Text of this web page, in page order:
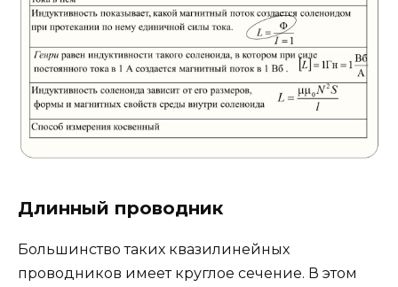
Длинный проводник
Большинство таких квазилинейных
проводников имеет круглое сечение. В этом